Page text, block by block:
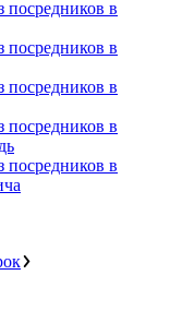
посредников в
посредников в
посредников в
посредников в
посредников в